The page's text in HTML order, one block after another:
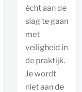
écht aan de
slag te gaan
met
veiligheid in
de praktijk.
Je wordt
niet aan de